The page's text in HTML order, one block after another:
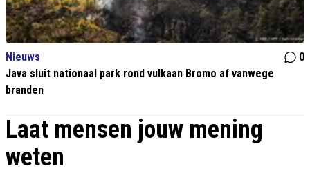
Nieuws
0
Java sluit nationaal park rond vulkaan Bromo af vanwege
branden
Laat mensen jouw mening
weten